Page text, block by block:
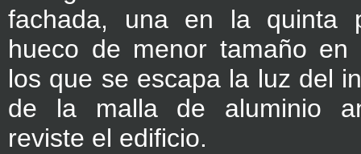
fachada, una en la quinta
hueco de menor tamaño
los que se escapa la luz del
de la malla de aluminio
reviste el edificio.